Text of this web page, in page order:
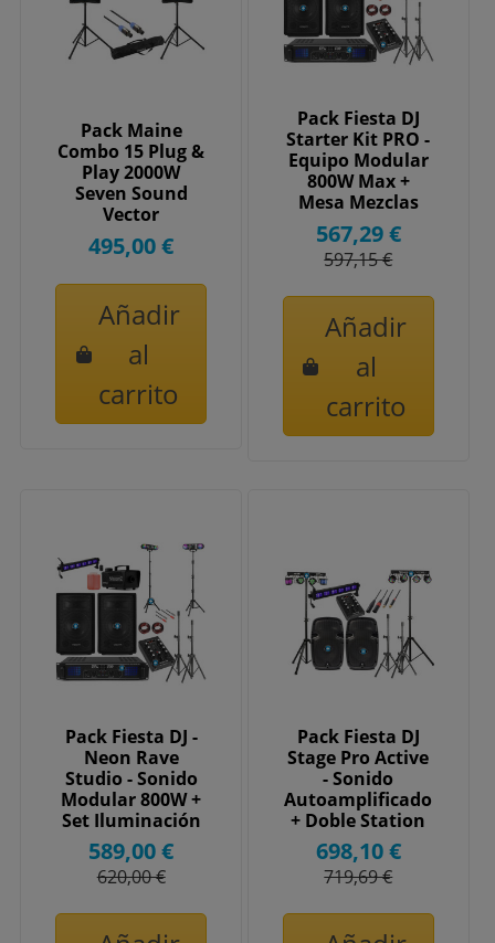
Pack Maine
Combo 15 Plug &
Play 2000W
Seven Sound
Vector
495,00 €
Añadir
al
carrito
Pack Fiesta DJ
Starter Kit PRO -
Equipo Modular
800W Max +
Mesa Mezclas
Bluetooth +...
567,29 €
597,15 €
Añadir
al
carrito
Pack Fiesta DJ -
Neon Rave
Studio - Sonido
Modular 800W +
Set Iluminación
Flúor UV &
Humo
589,00 €
620,00 €
Pack Fiesta DJ
Stage Pro Active
- Sonido
Autoamplificado
+ Doble Station
PartyBar & UV
698,10 €
719,69 €